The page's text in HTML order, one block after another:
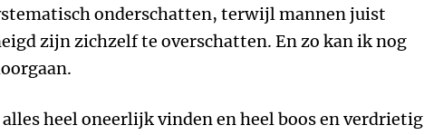
onderschatten, terwijl mannen juist
zijn zichzelf te overschatten. En zo kan ik nog
heel oneerlijk vinden en heel boos en verdrietig